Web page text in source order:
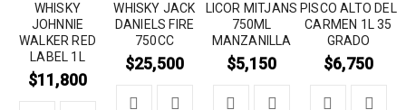
WHISKY
JOHNNIE
WALKER RED
LABEL 1L
$11,800
WHISKY JACK
DANIELS FIRE
750CC
$25,500
LICOR MITJANS
750ML
MANZANILLA
$5,150
PISCO ALTO DEL
CARMEN 1L 35
GRADO
$6,750